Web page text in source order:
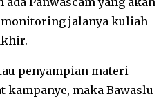
jalanya kuliah
penyampian materi
kampanye, maka Bawaslu